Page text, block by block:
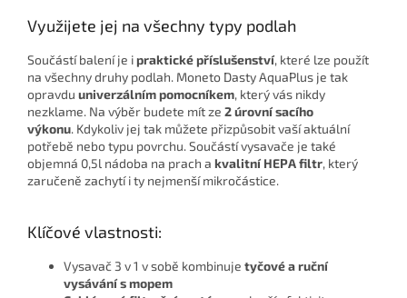
Využijete jej na všechny typy podlah
Součástí balení je ipraktické příslušenství, které lze použít
na všechny druhy podlah. Moneto Dasty AquaPlus je tak
opravdu univerzálním pomocníkem, který vás nikdy
nezklame. Na výběr budete mít ze 2 úrovní sacího
výkonu. Kdykoliv jej tak můžete přizpůsobit vaší aktuální
potřebě nebo typu povrchu. Součástí vysavače je také
objemná 0,5l nádoba na prach a kvalitní HEPA filtr, který
zaručeně zachytí i ty nejmenší mikročástice.
Klíčové vlastnosti:
Vysavač 3 v 1 v sobě kombinuje tyčové a ruční
vysávání s mopem